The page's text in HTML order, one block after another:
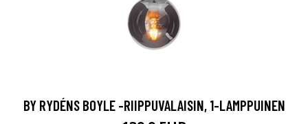
BY RYDÉNS BOYLE -RIIPPUVALAISIN, 1-LAMPPUINEN